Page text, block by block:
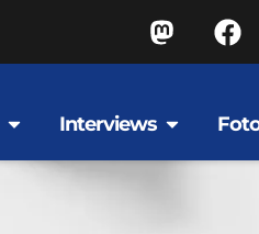
Interviews